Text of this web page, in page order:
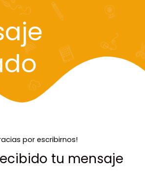
por escribirnos!
tu mensaje